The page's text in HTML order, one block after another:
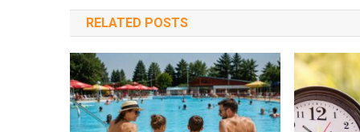
RELATED POSTS